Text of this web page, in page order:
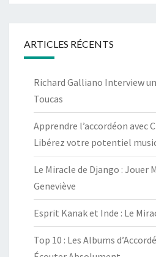
ARTICLES RÉCENTS
Richard Galliano Interview
Toucas
Apprendre l’accordéon avec
Libérez votre potentiel
Le Miracle de Django : Jouer
Geneviève
Esprit Kanak et Inde : Le
Top 10 : Les Albums